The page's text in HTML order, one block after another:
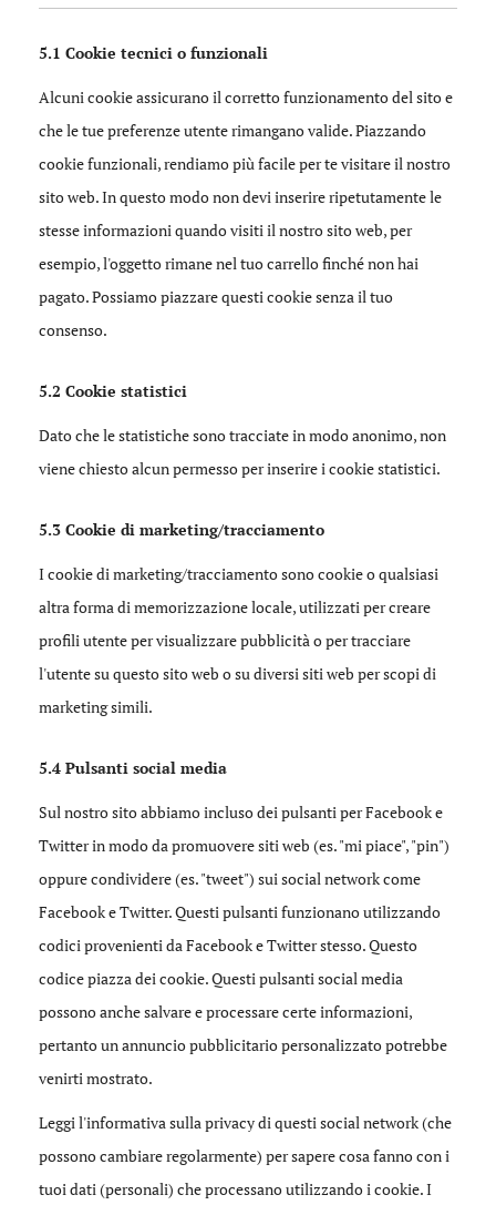
5.1 Cookie tecnici o funzionali
Alcuni cookie assicurano il corretto funzionamento del sito e
che le tue preferenze utente rimangano valide. Piazzando
cookie funzionali, rendiamo più facile per te visitare il nostro
sito web. In questo modo non devi inserire ripetutamente le
stesse informazioni quando visiti il nostro sito web, per
esempio, l'oggetto rimane nel tuo carrello finché non hai
pagato. Possiamo piazzare questi cookie senza il tuo
consenso.
5.2 Cookie statistici
Dato che le statistiche sono tracciate in modo anonimo, non
viene chiesto alcun permesso per inserire i cookie statistici.
5.3 Cookie di marketing/tracciamento
I cookie di marketing/tracciamento sono cookie o qualsiasi
altra forma di memorizzazione locale, utilizzati per creare
profili utente per visualizzare pubblicità o per tracciare
l'utente su questo sito web o su diversi siti web per scopi di
marketing simili.
5.4 Pulsanti social media
Sul nostro sito abbiamo incluso dei pulsanti per Facebook e
Twitter in modo da promuovere siti web (es. "mi piace", "pin")
oppure condividere (es. "tweet") sui social network come
Facebook e Twitter. Questi pulsanti funzionano utilizzando
codici provenienti da Facebook e Twitter stesso. Questo
codice piazza dei cookie. Questi pulsanti social media
possono anche salvare e processare certe informazioni,
pertanto un annuncio pubblicitario personalizzato potrebbe
venirti mostrato.
Leggi l'informativa sulla privacy di questi social network (che
possono cambiare regolarmente) per sapere cosa fanno con i
tuoi dati (personali) che processano utilizzando i cookie. I